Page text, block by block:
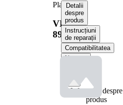
Planetara
VKJC
8924
Detalii
despre
produs
Instrucțiuni
de reparații
Compatibilitatea
Numere
Informații despre
produs